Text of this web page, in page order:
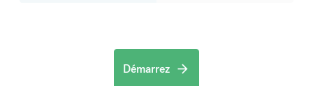
Démarrez